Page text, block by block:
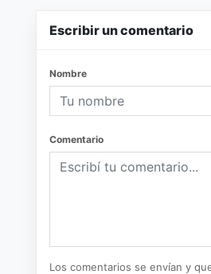
Escribir un comentario
Nombre
Comentario
Los comentarios se envían y